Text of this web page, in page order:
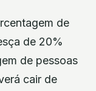
de
de 20%
de pessoas
cair de